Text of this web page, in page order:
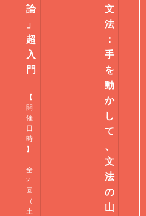
論
」
超
入
門
【
開
催
日
時
】
全
2
回
（
土
文
法
：
手
を
動
か
し
て
、
文
法
の
山